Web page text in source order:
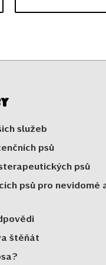
služeb
psů
psů
psů pro nevidomé
štěňát